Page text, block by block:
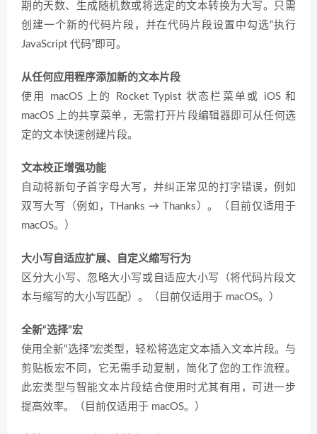
期的天数、生成随机数或将选定的文本转换为大写。只需
创建一个新的代码片段，并在代码片段设置中勾选“执行
JavaScript 代码”即可。
从任何应用程序添加新的文本片段
使用 macOS 上的 Rocket Typist 状态栏菜单或 iOS 和
macOS 上的共享菜单，无需打开片段编辑器即可从任何选
定的文本快速创建片段。
文本校正增强功能
自动将新句子首字母大写，并纠正常见的打字错误，例如
双写大写（例如，THanks → Thanks）。（目前仅适用于
macOS。）
大小写自适应扩展、自定义缩写行为
区分大小写、忽略大小写或自适应大小写（将代码片段文
本与缩写的大小写匹配）。（目前仅适用于 macOS。）
全新“选择”宏
使用全新“选择”宏类型，轻松将选定文本插入文本片段。与
剪贴板宏不同，它无需手动复制，简化了您的工作流程。
此宏类型与智能文本片段结合使用时尤其有用，可进一步
提高效率。（目前仅适用于 macOS。）